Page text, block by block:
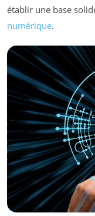
établir une base
numérique.